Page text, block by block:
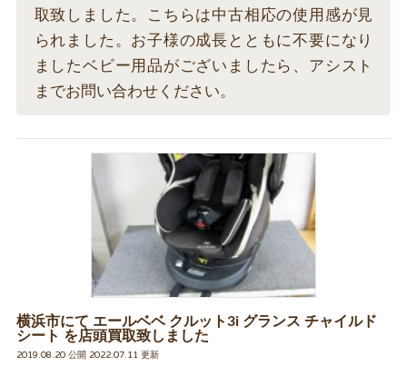
取致しました。こちらは中古相応の使用感が見
られました。お子様の成長とともに不要になり
ましたベビー用品がございましたら、アシスト
までお問い合わせください。
横浜市にて エールベベ クルット3i グランス チャイルド
シート を店頭買取致しました
2019.08.20 公開 2022.07.11 更新